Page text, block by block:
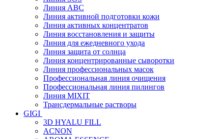
Линия АВС
Линия активной подготовки кожи
Линия активных концентратов
Линия восстановления и защиты
Линия для ежедневного ухода
Линия защита от солнца
Линия концентрированные сыворотки
Линия профессиональных масок
Профессиональная линия очищения
Профессиональная линия пилингов
Линия MIXIT
Трансдермальные растворы
GIGI
3D HYALU FILL
ACNON